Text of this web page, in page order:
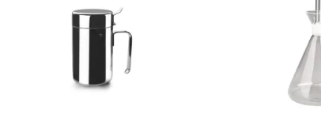
hasta
18,45 €